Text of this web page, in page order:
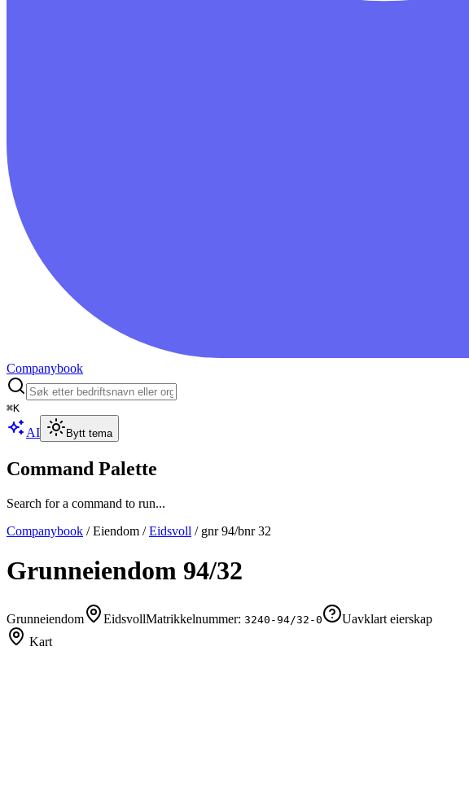
Companybook
⌘K
AI Bytt tema
Command Palette
Search for a command to run...
Companybook /Eiendom /Eidsvoll / gnr94/bnr32
Grunneiendom 94/32
Grunneiendom EidsvollMatrikkelnummer: 3240-94/32-0
Uavklart eierskap
Kart